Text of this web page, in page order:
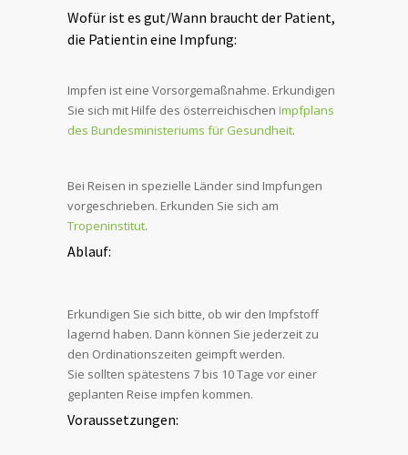
Wofür ist es gut/Wann braucht der Patient,
die Patientin eine Impfung:
Impfen ist eine Vorsorgemaßnahme. Erkundigen
Sie sich mit Hilfe des österreichischen Impfplans
des Bundesministeriums für Gesundheit.
Bei Reisen in spezielle Länder sind Impfungen
vorgeschrieben. Erkunden Sie sich am
Tropeninstitut.
Ablauf:
Erkundigen Sie sich bitte, ob wir den Impfstoff
lagernd haben. Dann können Sie jederzeit zu
den Ordinationszeiten geimpft werden.
Sie sollten spätestens 7 bis 10 Tage vor einer
geplanten Reise impfen kommen.
Voraussetzungen: